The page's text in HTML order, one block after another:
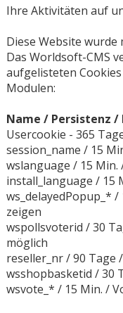
Ihre Aktivitäten auf
Diese Website
Das Worldsoft-CMS
aufgelisteten
Modulen:
Name / Persistenz
Usercookie - 365
session_name /
wslanguage / 15
install_language / 15
ws_delayedPopup_*
zeigen
wspollsvoterid / 30
möglich
reseller_nr / 90 Tage
wsshopbasketid / 30
wsvote_* / 15 Min. /